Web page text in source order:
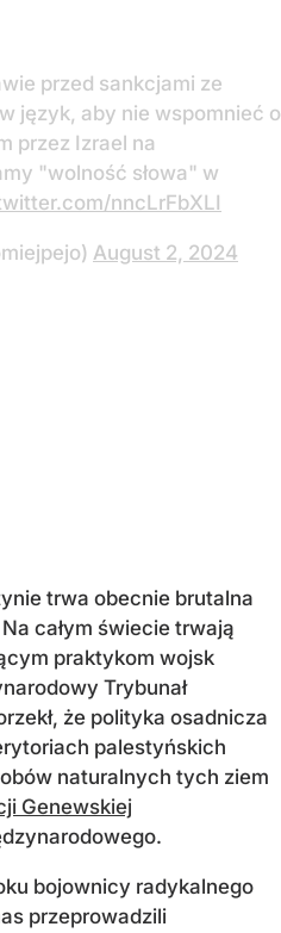
przed sankcjami ze
język, aby nie wspomnieć o
przez Izrael na
"wolność słowa" w
nncLrFbXLI
August 2, 2024
trwa obecnie brutalna
całym świecie trwają
praktykom wojsk
Trybunał
że polityka osadnicza
palestyńskich
naturalnych tych ziem
Genewskiej
bojownicy radykalnego
przeprowadzili